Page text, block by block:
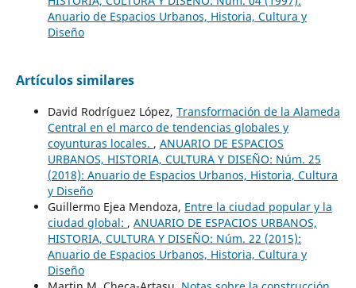
Anuario de Espacios Urbanos, Historia, Cultura y
Diseño
Artículos similares
David Rodríguez López, Transformación de la Alameda
Central en el marco de tendencias globales y
coyunturas locales. , ANUARIO DE ESPACIOS
URBANOS, HISTORIA, CULTURA Y DISEÑO: Núm. 25
(2018): Anuario de Espacios Urbanos, Historia, Cultura
y Diseño
Guillermo Ejea Mendoza, Entre la ciudad popular y la
ciudad global: , ANUARIO DE ESPACIOS URBANOS,
HISTORIA, CULTURA Y DISEÑO: Núm. 22 (2015):
Anuario de Espacios Urbanos, Historia, Cultura y
Diseño